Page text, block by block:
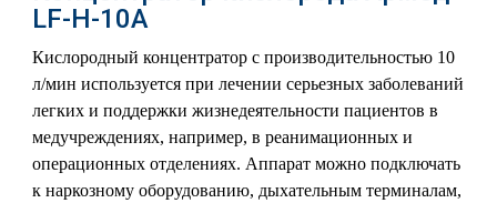
LF-H-10А
Кислородный концентратор с производительностью 10
л/мин используется при лечении серьезных заболеваний
легких и поддержки жизнедеятельности пациентов в
медучреждениях, например, в реанимационных и
операционных отделениях. Аппарат можно подключать
к наркозному оборудованию, дыхательным терминалам,